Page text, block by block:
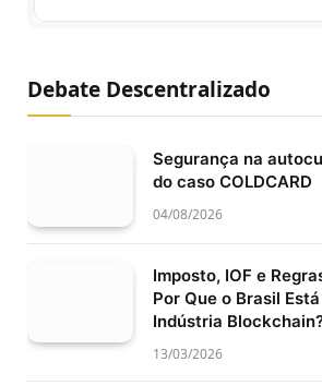
Debate Descentralizado
Segurança na
do caso COLDCARD
04/08/2026
Imposto, IOF e
Por Que o Brasil
Indústria
13/03/2026